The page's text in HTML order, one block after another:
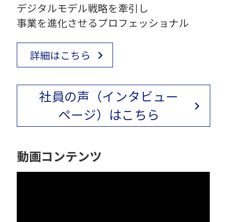
デジタルモデル戦略を牽引し
事業を進化させるプロフェッショナル
詳細はこちら
社員の声（インタビュー
ページ）はこちら
動画コンテンツ